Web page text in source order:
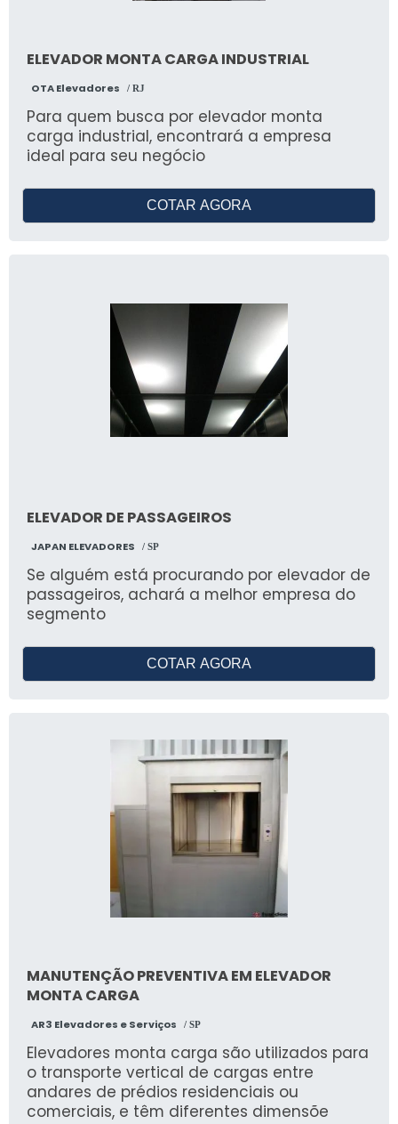
ELEVADOR MONTA CARGA INDUSTRIAL
OTA Elevadores / RJ
Para quem busca por elevador monta
carga industrial, encontrará a empresa
ideal para seu negócio
COTAR AGORA
ELEVADOR DE PASSAGEIROS
JAPAN ELEVADORES / SP
Se alguém está procurando por elevador de
passageiros, achará a melhor empresa do
segmento
COTAR AGORA
MANUTENÇÃO PREVENTIVA EM ELEVADOR
MONTA CARGA
AR3 Elevadores e Serviços / SP
Elevadores monta carga são utilizados para
o transporte vertical de cargas entre
andares de prédios residenciais ou
comerciais, e têm diferentes dimensõe